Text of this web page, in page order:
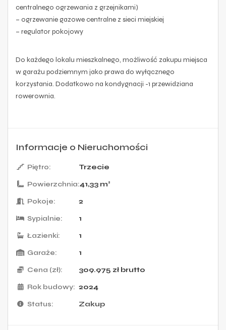
centralnego ogrzewania z grzejnikami)
– ogrzewanie gazowe centralne z sieci miejskiej
– regulator pokojowy
Do każdego lokalu mieszkalnego, możliwość zakupu miejsca
w garażu podziemnym jako prawa do wyłącznego
korzystania. Dodatkowo na kondygnacji -1 przewidziana
rowerownia.
Informacje o Nieruchomości
Piętro:
Trzecie
Powierzchnia:41,33 m²
Pokoje:
2
Sypialnie:
1
Łazienki:
1
Garaże:
1
Cena (zł):
309.975 zł brutto
Rok budowy: 2024
Status:
Zakup